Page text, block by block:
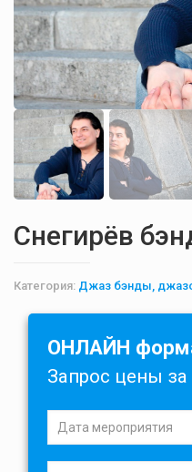
Снегирёв
Категория: Джаз бэнды,
ОНЛАЙН
Запрос цены